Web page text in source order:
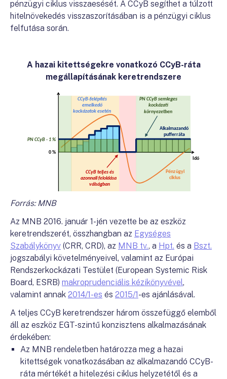
pénzügyi ciklus visszaesését. A CCyB segíthet a túlzott
hitelnövekedés visszaszorításában is a pénzügyi ciklus
felfutása során.
A hazai kitettségekre vonatkozó CCyB-ráta
megállapításának keretrendszere
Forrás: MNB
Az MNB 2016. január 1-jén vezette be az eszköz
keretrendszerét, összhangban az Egységes
Szabálykönyv (CRR, CRD), az MNB tv., a Hpt. és a Bszt.
jogszabályi követelményeivel, valamint az Európai
Rendszerkockázati Testület (European Systemic Risk
Board, ESRB) makroprudenciális kézikönyvével,
valamint annak 2014/1-es és 2015/1-es ajánlásával.
A teljes CCyB keretrendszer három összefüggő elemből
áll az eszköz EGT-szintű konzisztens alkalmazásának
érdekében:
Az MNB rendeletben határozza meg a hazai
kitettségek vonatkozásában az alkalmazandó CCyB-
ráta mértékét a hitelezési ciklus helyzetétől és a